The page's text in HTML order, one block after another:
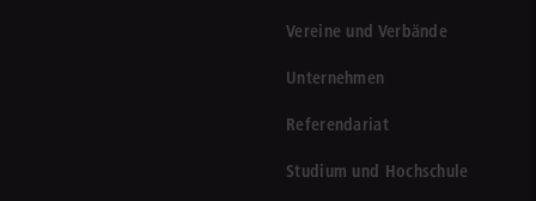
Vereine und Verbände
Unternehmen
Referendariat
Studium und Hochschule